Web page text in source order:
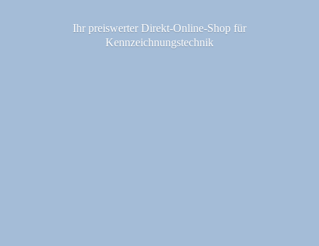
Ihr preiswerter Direkt-Online-Shop für
Kennzeichnungstechnik